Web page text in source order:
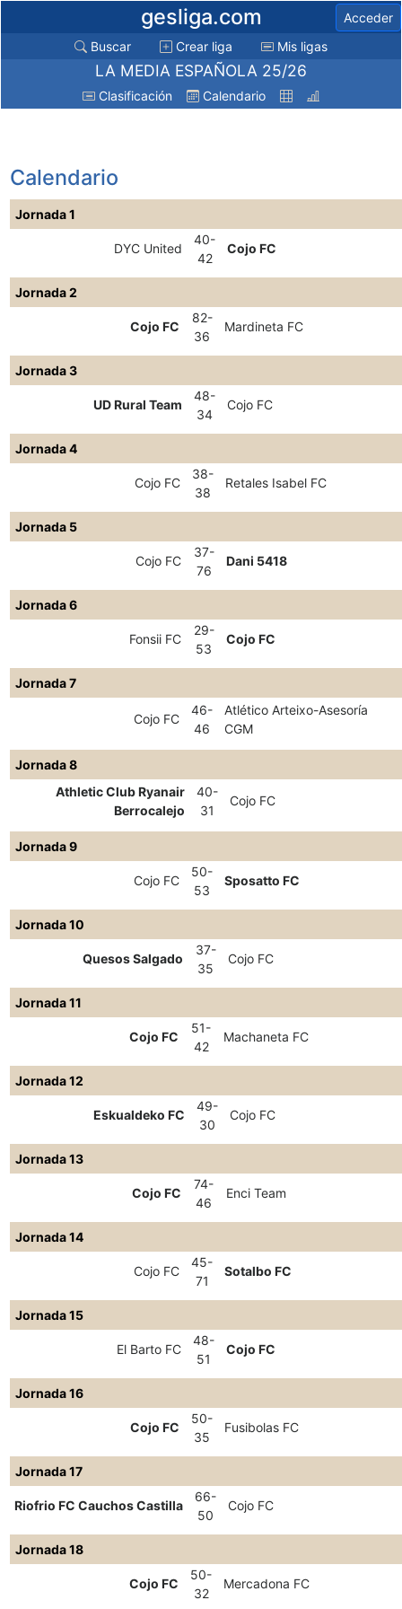
gesliga.com
Acceder
Buscar
Crear liga Mis ligas
LA MEDIA ESPAÑOLA 25/26
Clasificación Calendario
Calendario
Jornada 1
DYC United
40-
42
Cojo FC
Jornada 2
Cojo FC
82-
36
Mardineta FC
Jornada 3
UD Rural Team
48-
34
Cojo FC
Jornada 4
Cojo FC
38-
38
Retales Isabel FC
Jornada 5
Cojo FC
37-
76
Dani 5418
Jornada 6
Fonsii FC
29-
53
Cojo FC
Jornada 7
Cojo FC
46-
46
Atlético Arteixo-Asesoría
CGM
Jornada 8
Athletic Club Ryanair
Berrocalejo
40-
31
Cojo FC
Jornada 9
Cojo FC
50-
53
Sposatto FC
Jornada 10
Quesos Salgado
37-
35
Cojo FC
Jornada 11
Cojo FC
51-
42
Machaneta FC
Jornada 12
Eskualdeko FC
49-
30
Cojo FC
Jornada 13
Cojo FC
74-
46
Enci Team
Jornada 14
Cojo FC
45-
71
Sotalbo FC
Jornada 15
El Barto FC
48-
51
Cojo FC
Jornada 16
Cojo FC
50-
35
Fusibolas FC
Jornada 17
Riofrio FC Cauchos Castilla
66-
50
Cojo FC
Jornada 18
Cojo FC
50-
32
Mercadona FC